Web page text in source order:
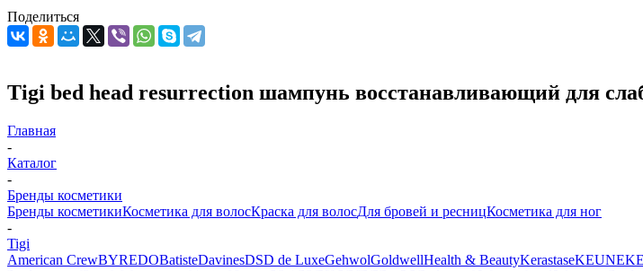
Поделиться
Tigi bed head resurrection шампунь восстанавливающий для
Главная
-
Каталог
-
Бренды косметики
Бренды косметикиКосметика для волосКраска для волосДля бровей и ресницКосметика для ног
-
Tigi
American CrewBYREDOBatisteDavinesDSD de LuxeGehwolGoldwellHealth & BeautyKerastaseKEUNE